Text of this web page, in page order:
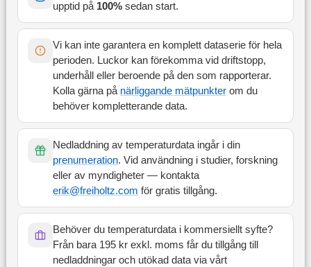
upptid på 100% sedan start.
Vi kan inte garantera en komplett dataserie för hela
perioden. Luckor kan förekomma vid driftstopp,
underhåll eller beroende på den som rapporterar.
Kolla gärna på närliggande mätpunkterom du
behöver kompletterande data.
Nedladdning av temperaturdata ingår i din
prenumeration. Vid användning i studier, forskning
eller av myndigheter — kontakta
erik@freiholtz.com för gratis tillgång.
Behöver du temperaturdata i kommersiellt syfte?
Från bara 195 kr exkl. moms får du tillgång till
nedladdningar och utökad data via vårt